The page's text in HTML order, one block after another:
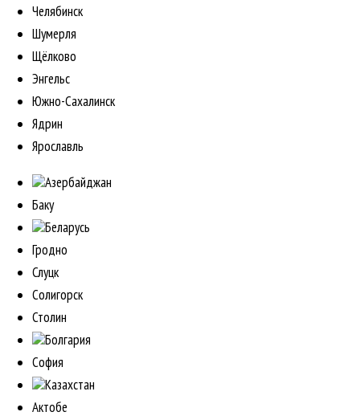
Челябинск
Шумерля
Щёлково
Энгельс
Южно-Сахалинск
Ядрин
Ярославль
Азербайджан
Баку
Беларусь
Гродно
Слуцк
Солигорск
Столин
Болгария
София
Казахстан
Актобе